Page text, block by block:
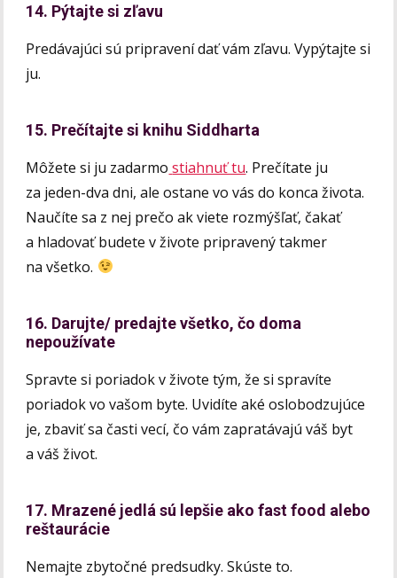
14. Pýtajte si zľavu
Predávajúci sú pripravení dať vám zľavu. Vypýtajte si
ju.
15. Prečítajte si knihu Siddharta
Môžete si ju zadarmo stiahnuť tu. Prečítate ju
za jeden-dva dni, ale ostane vo vás do konca života.
Naučíte sa z nej prečo ak viete rozmýšľať, čakať
a hladovať budete v živote pripravený takmer
na všetko.
16. Darujte/ predajte všetko, čo doma
nepoužívate
Spravte si poriadok v živote tým, že si spravíte
poriadok vo vašom byte. Uvidíte aké oslobodzujúce
je, zbaviť sa časti vecí, čo vám zapratávajú váš byt
a váš život.
17. Mrazené jedlá sú lepšie ako fast food alebo
reštaurácie
Nemajte zbytočné predsudky. Skúste to.